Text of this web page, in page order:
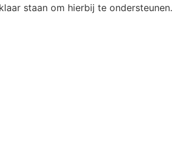
staan om hierbij te ondersteunen.